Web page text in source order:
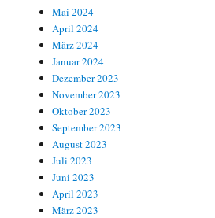
Mai 2024
April 2024
März 2024
Januar 2024
Dezember 2023
November 2023
Oktober 2023
September 2023
August 2023
Juli 2023
Juni 2023
April 2023
März 2023